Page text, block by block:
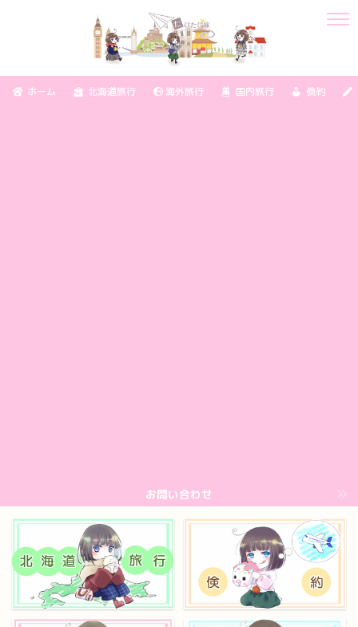
ホーム 北海道旅行 海外旅行 国内旅行 倹約
お問い合わせ